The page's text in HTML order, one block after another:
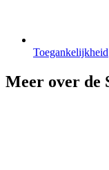
Toegankelijkheid
Meer over de